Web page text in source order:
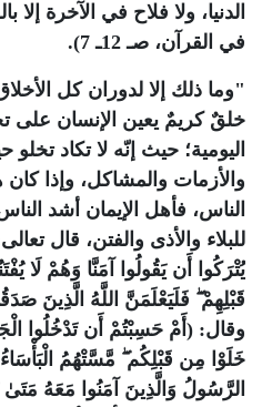
الدنيا، ولا فلاح في الآخرة
في القرآن، صـ 12ـ 7)
.
"وما ذلك إلا لدوران كل
خلقٌ كريمٌ يعين الإنسان على
اليومية؛ حيث إنّه لا تكاد
والأزمات والمشاكل، وإذا
الناس، فأهل الإيمان أشد
للبلاء والأذى والفتن، قال
يُتْرَكُوا أَن يَقُولُوا آمَنَّا وَهُمْ لَا
قَبْلِهِمْ ۖ فَلَيَعْلَمَنَّ اللَّهُ الَّذِينَ
وقال: (أَمْ حَسِبْتُمْ أَن تَدْخُلُوا
خَلَوْا مِن قَبْلِكُم ۖ مَّسَّتْهُمُ
الرَّسُولُ وَالَّذِينَ آمَنُوا مَعَهُ مَتَىٰ